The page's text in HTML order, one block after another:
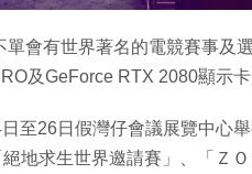
單會有世界著名的電競賽事及
及GeForce RTX 2080顯示卡
至26日假灣仔會議展覽中心
地求生世界邀請賽」、「Ｚ